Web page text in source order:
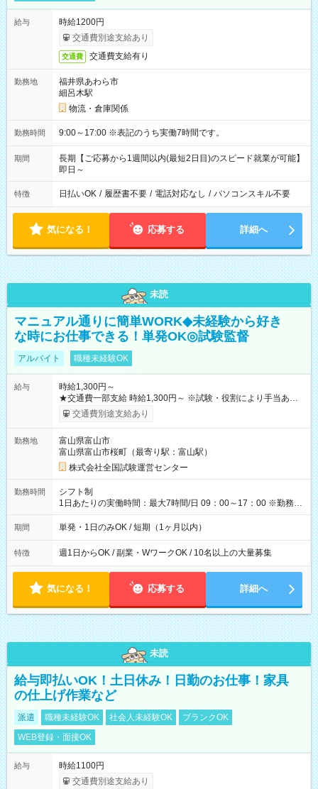
給与
時給1200円
交通費別途支給あり
交通費 交通費支給有り
勤務地
福井県あわら市
細呂木駅
物流・倉庫関係
勤務時間 9:00～17:00 ※表記のうち実働7時間です。
期間
長期【ご応募から1週間以内(最短2日目)のスピード就業が可能】
即日～
特徴 日払いOK / 履歴書不要 / 電話対応なし / パソコンスキル不要
気になる！ 応募する 詳細へ
未読
マニュアル通りに簡単WORK◆未経験から好き
な時にお仕事できる！単発OK◎試験監督
アルバイト 職種未経験OK
給与
時給1,300円～
★交通費一部支給 時給1,300円～ ※試験・役割により手当あり
※勤務回数により昇給あり 【即給（前払い）オプションあ
り！】 希望される場合、勤務から1週間ほどで給与の一部を受け
例】 ・河合塾模擬試験 8:30～17:30（休憩1時間） 時給1,300円
×8時間＝日収10,400円＋交通費 ※当日の役割により時給＋100
円の場合あり ・国家試験 7:00～13:30（休憩なし） 時給1,300
円（役割手当＋100円）×6時間＝日収8,400円＋交通費 【試用期
間】試用期間なし
交通費別途支給あり
勤務地
富山県富山市
富山県富山市桜町（最寄り駅：富山駅）
株式会社全国試験運営センター
勤務時間
シフト制
1日あたりの実働時間：最大7時間/日 09：00～17：00 ※勤務時
間は 試験により異なります。
期間 単発・1日のみOK / 短期（1ヶ月以内）
特徴 週1日からOK / 副業・WワークOK / 10名以上の大量募集
気になる！ 応募する 詳細へ
未読
給与即払いOK！土日休み！日勤のお仕事！家具
の仕上げ作業など
派遣 職種未経験OK 社会人未経験OK
ブランクOK
WEB登録・面接OK
給与
時給1100円
交通費別途支給あり